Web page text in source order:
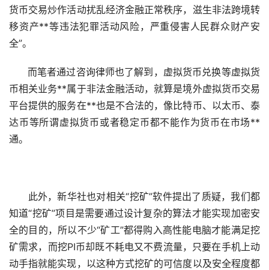
货币交易炒作活动扰乱经济金融正常秩序，滋生非法跨境转
移资产**等违法犯罪活动风险，严重侵害人民群众财产安
全”。
而笔者通过咨询律师也了解到，虚拟货币兑换等虚拟货
币相关业务**属于非法金融活动，就算是境外虚拟货币交易
平台提供的服务在**也是不合法的，像比特币、以太币、泰
达币等所谓虚拟货币或者稳定币都不能作为货币在市场**
通。
此外，新华社也对相关“挖矿”软件提出了质疑，我们都
知道“挖矿”项目是需要通过设计复杂的算法才能实现加密安
全的目的，所以不少“矿工”都得购入高性能电脑才能满足挖
矿需求，而挖PI币却既不耗电又不费流量，只要在手机上动
动手指就能实现，以这种方式挖矿的可信度以及安全程度都